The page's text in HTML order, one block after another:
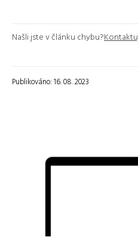
Našli jste v článku chybu?
Publikováno: 16. 08. 2023